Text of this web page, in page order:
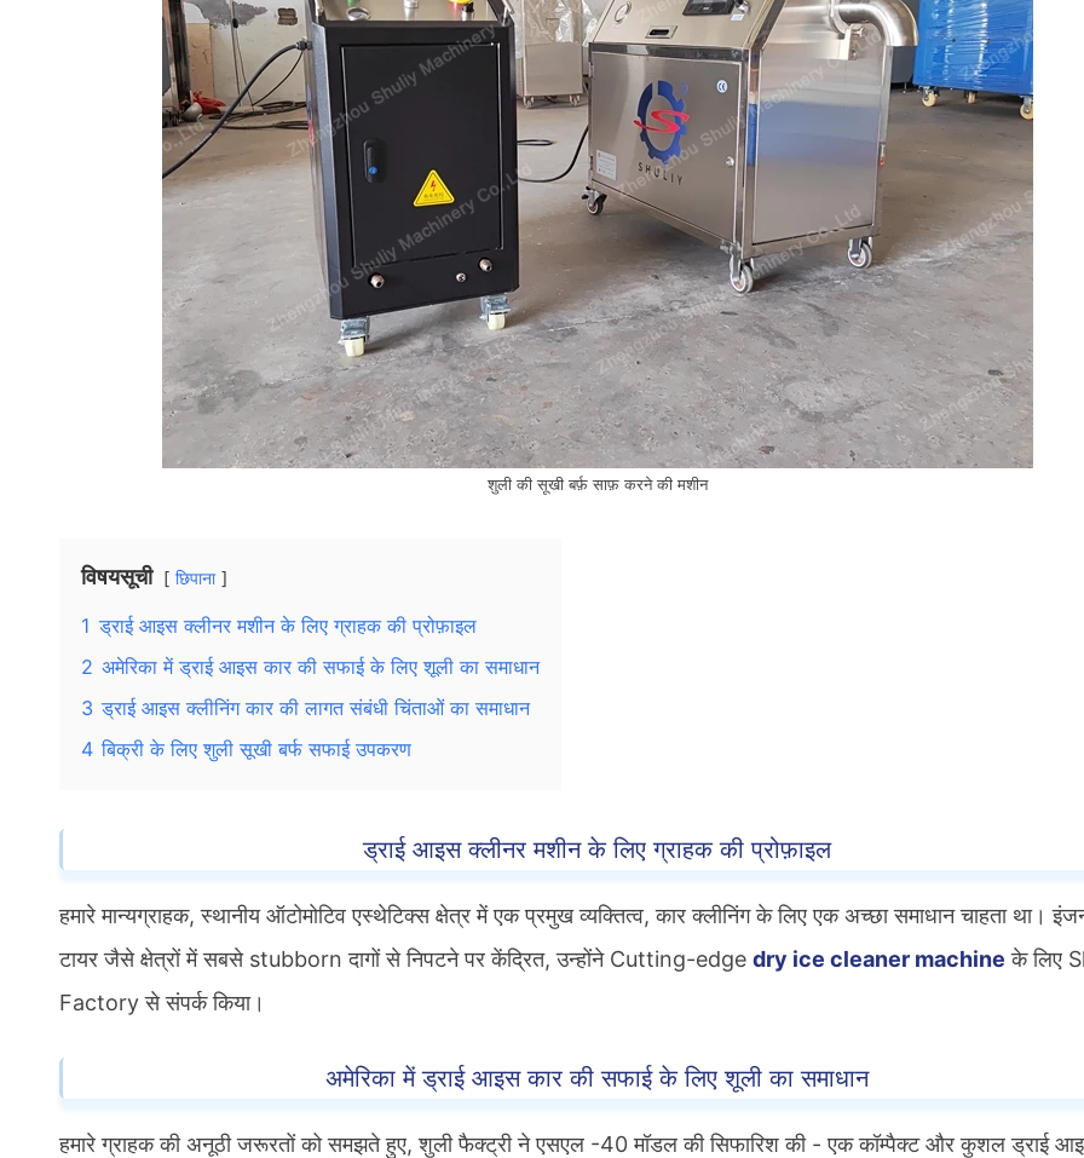
शुली की सूखी बर्फ़ साफ़ करने की मशीन
विषयसूची छिपाना
1 ड्राई आइस क्लीनर मशीन के लिए ग्राहक की प्रोफ़ाइल
2 अमेरिका में ड्राई आइस कार की सफाई के लिए शूली का समाधान
3 ड्राई आइस क्लीनिंग कार की लागत संबंधी चिंताओं का समाधान
4 बिक्री के लिए शुली सूखी बर्फ सफाई उपकरण
ड्राई आइस क्लीनर मशीन के लिए ग्राहक की प्रोफ़ाइल
हमारे मान्यग्राहक, स्थानीय ऑटोमोटिव एस्थेटिक्स क्षेत्र में एक प्रमुख व्यक्तित्व, कार क्लीनिंग के लिए एक अच्छा समाधान चाहता था।
टायर जैसे क्षेत्रों में सबसे stubborn दागों से निपटने पर केंद्रित, उन्होंने Cutting-edge dry ice cleaner machine के लिए
Factory से संपर्क किया।
अमेरिका में ड्राई आइस कार की सफाई के लिए शूली का समाधान
हमारे ग्राहक की अनूठी जरूरतों को समझते हुए, शुली फैक्ट्री ने एसएल -40 मॉडल की सिफारिश की - एक कॉम्पैक्ट और कुशल ड्राई